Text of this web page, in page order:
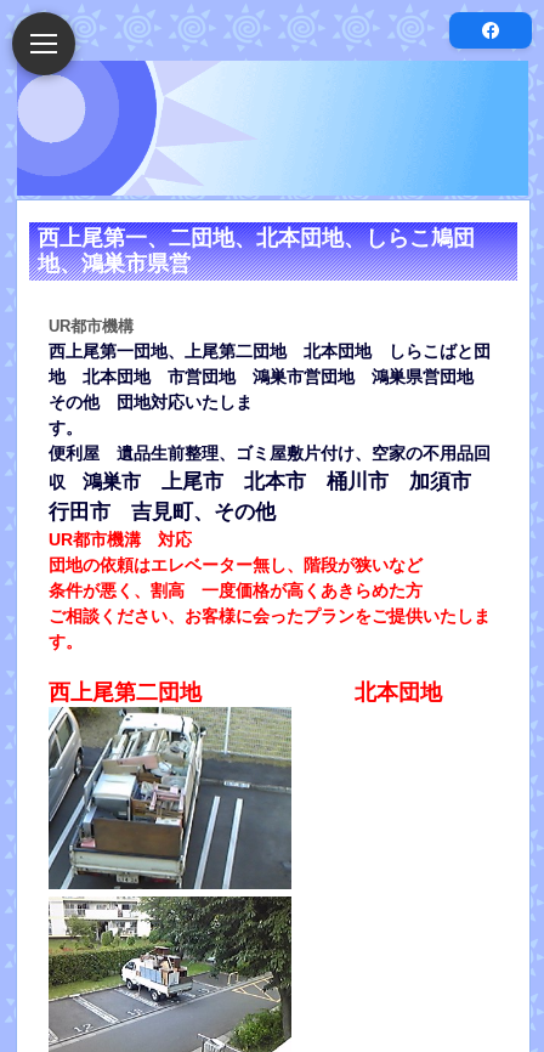
西上尾第一、二団地、北本団地、しらこ鳩団
地、鴻巣市県営
UR都市機構
西上尾第一団地、上尾第二団地 北本団地 しらこばと団
地 北本団地 市営団地 鴻巣市営団地 鴻巣県営団地
その他 団地対応いたしま
す。
便利屋 遺品生前整理、ゴミ屋敷片付け、空家の不用品回
収鴻巣市 上尾市 北本市 桶川市 加須市
行田市 吉見町、その他
UR都市機溝 対応
団地の依頼はエレベーター無し、階段が狭いなど
条件が悪く、割高 一度価格が高くあきらめた方
ご相談ください、お客様に会ったプランをご提供いたしま
す。
西上尾第二団地 北本団地